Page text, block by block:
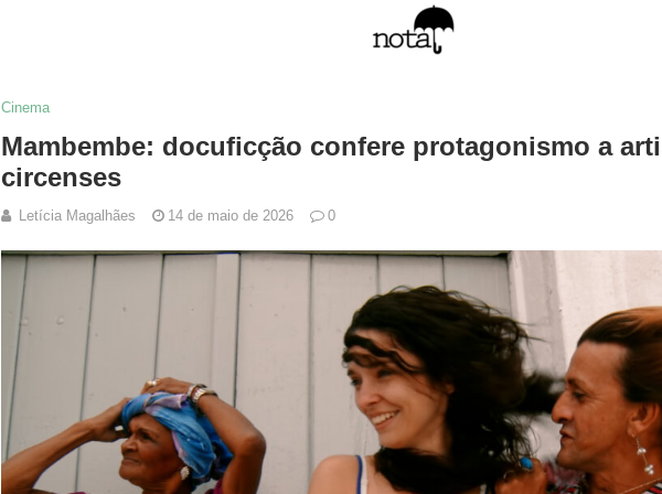
Cinema
Mambembe: docuficção confere protagonismo a
circenses
Letícia Magalhães 14 de maio de 2026 0